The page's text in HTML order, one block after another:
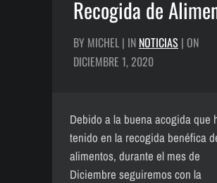
Recogida de
BY MICHEL | IN NOTICIAS | ON
DICIEMBRE 1, 2020
Debido a la buena acogida que
tenido en la recogida benéfica
alimentos, durante el mes de
Diciembre seguiremos con la